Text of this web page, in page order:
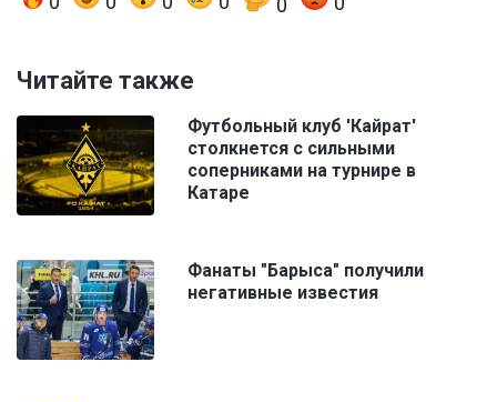
0
Читайте также
Футбольный клуб 'Кайрат'
столкнется с сильными
соперниками на турнире в
Катаре
Фанаты "Барыса" получили
негативные известия